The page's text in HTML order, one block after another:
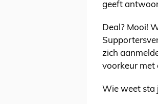
geeft
Deal? Mooi!
zich
voorkeur met
Wie weet sta